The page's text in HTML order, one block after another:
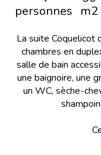
personnes m2
La suite Coquelicot
chambres en
salle de bain
une baignoire, une
un WC, sèche-